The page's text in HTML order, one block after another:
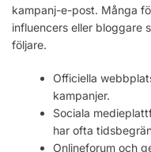
kampanj-e-post. Många
influencers eller bloggare
följare.
Officiella
kampanjer.
Sociala
har ofta
Onlineforum och